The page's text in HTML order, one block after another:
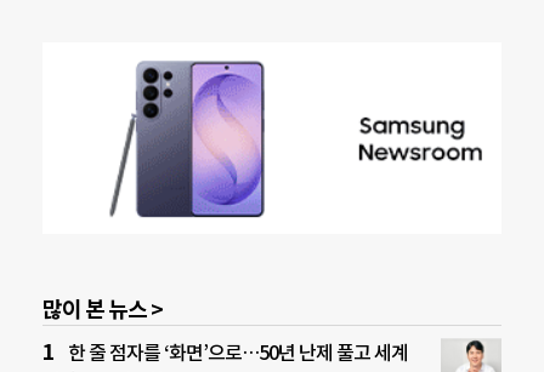
많이 본 뉴스 >
한 줄 점자를 ‘화면’으로…50년 난제 풀고 세계